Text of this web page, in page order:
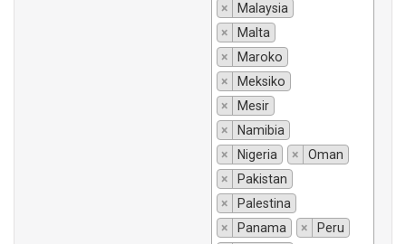
×
Malaysia
×
Malta
×
Maroko
×
Meksiko
×
Mesir
×
Namibia
×
Nigeria ×
Oman
×
Pakistan
×
Palestina
×
Panama ×
Peru